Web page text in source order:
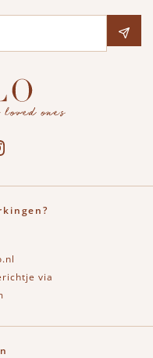
onze Instagram pagina
via